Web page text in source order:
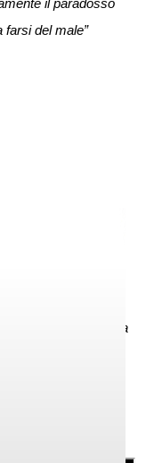
il paradosso
farsi del male”
i frame della
otteniamo una
visiva fra i baci e la